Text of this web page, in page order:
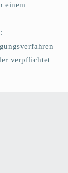
einem
verpflichtet